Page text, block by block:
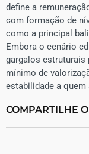
define a
com formação de
como a principal
Embora o cenário
gargalos estruturais
mínimo de
estabilidade a quem
COMPARTILHE